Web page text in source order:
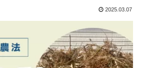
2025.03.07